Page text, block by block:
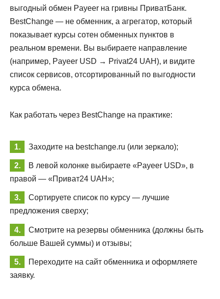
выгодный обмен Payeer на гривны ПриватБанк.
BestChange — не обменник, а агрегатор, который
показывает курсы сотен обменных пунктов в
реальном времени. Вы выбираете направление
(например, Payeer USD → Privat24 UAH), и видите
список сервисов, отсортированный по выгодности
курса обмена.
Как работать через BestChange на практике:
Заходите на bestchange.ru (или зеркало);
В левой колонке выбираете «Payeer USD», в
правой — «Приват24 UAH»;
Сортируете список по курсу — лучшие
предложения сверху;
Смотрите на резервы обменника (должны быть
больше Вашей суммы) и отзывы;
Переходите на сайт обменника и оформляете
заявку.